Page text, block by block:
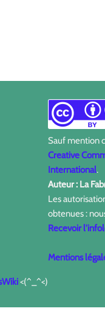
Sauf mention
Creative
International.
Auteur : La
Les
obtenues :
Recevoir
Mentions
<(^_^<)